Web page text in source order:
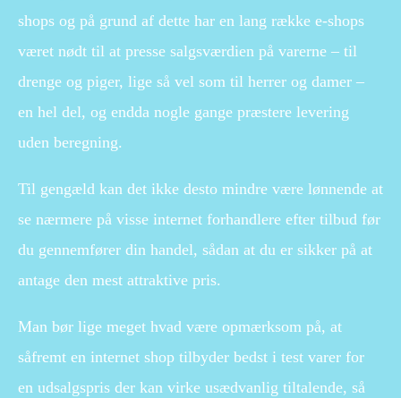
shops og på grund af dette har en lang række e-shops
været nødt til at presse salgsværdien på varerne – til
drenge og piger, lige så vel som til herrer og damer –
en hel del, og endda nogle gange præstere levering
uden beregning.
Til gengæld kan det ikke desto mindre være lønnende at
se nærmere på visse internet forhandlere efter tilbud før
du gennemfører din handel, sådan at du er sikker på at
antage den mest attraktive pris.
Man bør lige meget hvad være opmærksom på, at
såfremt en internet shop tilbyder bedst i test varer for
en udsalgspris der kan virke usædvanlig tiltalende, så